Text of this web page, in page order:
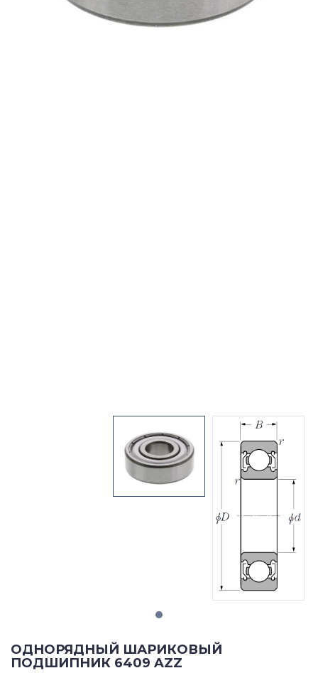
ОДНОРЯДНЫЙ ШАРИКОВЫЙ
ПОДШИПНИК 6409 AZZ